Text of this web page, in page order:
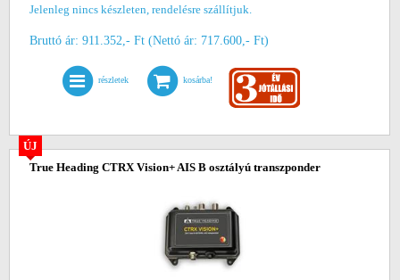
Jelenleg nincs készleten, rendelésre szállítjuk.
Bruttó ár: 911.352,- Ft (Nettó ár: 717.600,- Ft)
részletek kosárba!
True Heading CTRX Vision+ AIS B osztályú transzponder
ÚJ